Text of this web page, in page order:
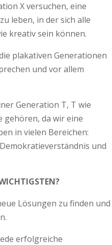
X versuchen, eine
leben, in der sich alle
kreativ sein können.
plakativen Generationen
und vor allem
Generation T, T wie
gehören, da wir eine
in vielen Bereichen:
und
Lösungen zu finden und
erfolgreiche